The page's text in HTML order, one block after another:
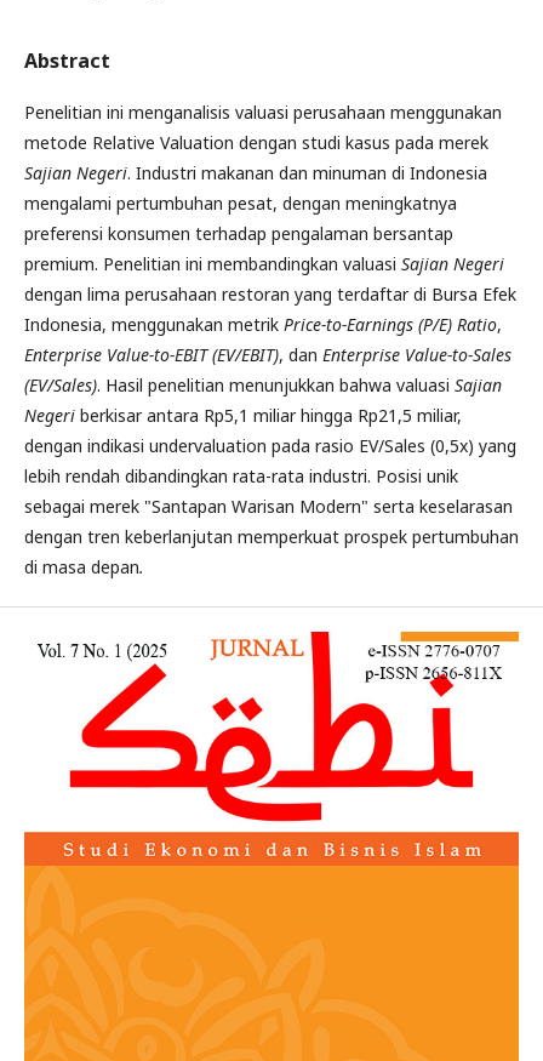
Abstract
Penelitian ini menganalisis valuasi perusahaan menggunakan
metode Relative Valuation dengan studi kasus pada merek
Sajian Negeri. Industri makanan dan minuman di Indonesia
mengalami pertumbuhan pesat, dengan meningkatnya
preferensi konsumen terhadap pengalaman bersantap
premium. Penelitian ini membandingkan valuasi Sajian Negeri
dengan lima perusahaan restoran yang terdaftar di Bursa Efek
Indonesia, menggunakan metrik Price-to-Earnings (P/E) Ratio,
Enterprise Value-to-EBIT (EV/EBIT), dan Enterprise Value-to-Sales
(EV/Sales). Hasil penelitian menunjukkan bahwa valuasi Sajian
Negeri berkisar antara Rp5,1 miliar hingga Rp21,5 miliar,
dengan indikasi undervaluation pada rasio EV/Sales (0,5x) yang
lebih rendah dibandingkan rata-rata industri. Posisi unik
sebagai merek "Santapan Warisan Modern" serta keselarasan
dengan tren keberlanjutan memperkuat prospek pertumbuhan
di masa depan.